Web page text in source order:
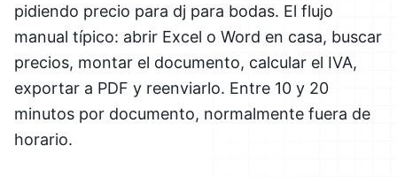
pidiendo precio para dj para bodas. El flujo
manual típico: abrir Excel o Word en casa, buscar
precios, montar el documento, calcular el IVA,
exportar a PDF y reenviarlo. Entre 10 y 20
minutos por documento, normalmente fuera de
horario.